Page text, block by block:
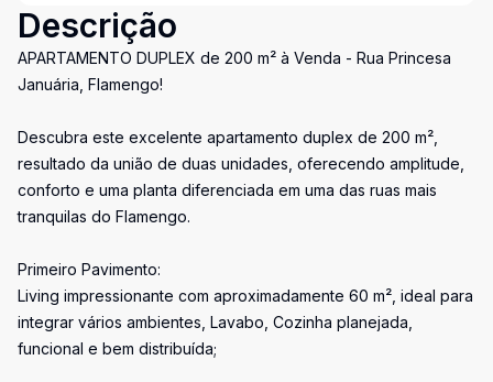
Descrição
APARTAMENTO DUPLEX de 200 m² à Venda - Rua Princesa
Januária, Flamengo!
Descubra este excelente apartamento duplex de 200 m²,
resultado da união de duas unidades, oferecendo amplitude,
conforto e uma planta diferenciada em uma das ruas mais
tranquilas do Flamengo.
Primeiro Pavimento:
Living impressionante com aproximadamente 60 m², ideal para
integrar vários ambientes, Lavabo, Cozinha planejada,
funcional e bem distribuída;